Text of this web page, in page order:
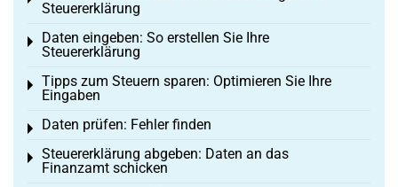
Steuererklärung
Daten eingeben: So erstellen Sie Ihre
Steuererklärung
Toggle menu
Tipps zum Steuern sparen: Optimieren Sie Ihre
Eingaben
Toggle menu
Daten prüfen: Fehler finden
Toggle menu
Steuererklärung abgeben: Daten an das
Finanzamt schicken
Toggle menu